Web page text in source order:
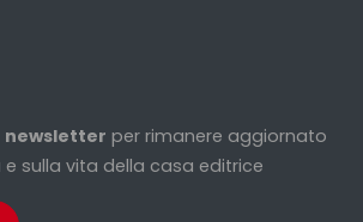
newsletter per rimanere aggiornato
sulla vita della casa editrice